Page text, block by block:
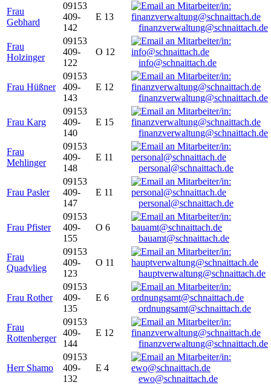
Frau
Gebhard
09153
409-
142
E 13
finanzverwaltung@schnaittach.de
Frau
Holzinger
09153
409-
122
O 12
info@schnaittach.de
Frau Hüßner
09153
409-
143
E 12
finanzverwaltung@schnaittach.de
Frau Karg
09153
409-
140
E 15
finanzverwaltung@schnaittach.de
Frau
Mehlinger
09153
409-
148
E 11
personal@schnaittach.de
Frau Pasler
09153
409-
147
E 11
personal@schnaittach.de
Frau Pfister
09153
409-
155
O 6
bauamt@schnaittach.de
Frau
Quadvlieg
09153
409-
123
O 11
hauptverwaltung@schnaittach.de
Frau Rother
09153
409-
135
E 6
ordnungsamt@schnaittach.de
Frau
Rottenberger
09153
409-
144
E 12
finanzverwaltung@schnaittach.de
Herr Shamo
09153
409-
132
E 4
ewo@schnaittach.de